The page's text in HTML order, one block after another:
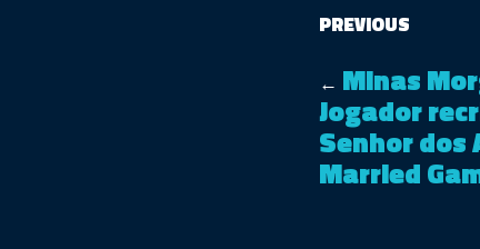
PREVIOUS
← Minas
Jogador
Senhor dos
Married